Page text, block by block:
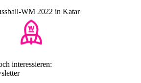
WM 2022 in Katar
interessieren: